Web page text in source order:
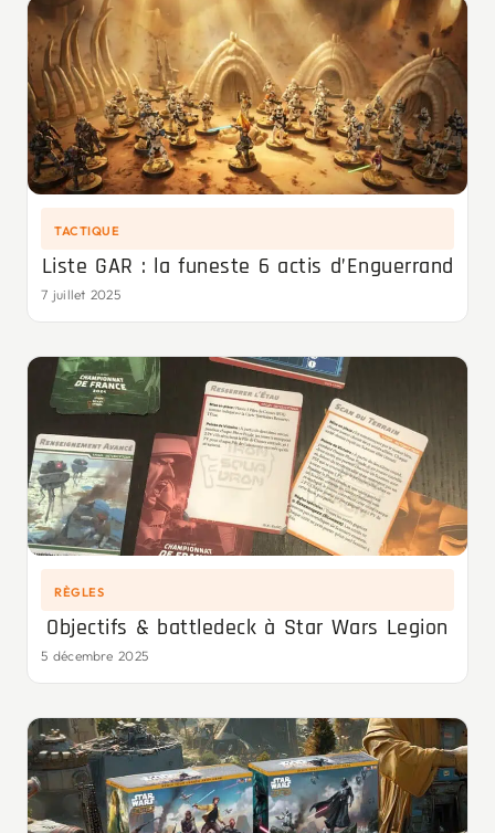
TACTIQUE
Liste GAR : la funeste 6 actis d’Enguerrand
7 juillet 2025
RÈGLES
Objectifs & battledeck à Star Wars Legion
5 décembre 2025